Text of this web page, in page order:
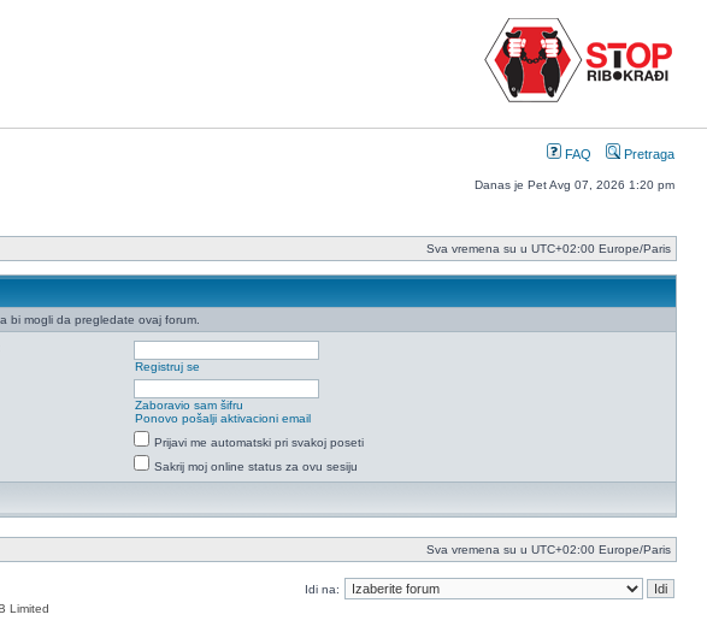
FAQ Pretraga
Danas je Pet Avg 07, 2026 1:20 pm
Sva vremena su u UTC+02:00 Europe/Paris
bi mogli da pregledate ovaj forum.
Registruj se
Zaboravio sam šifru
Ponovo pošalji aktivacioni email
Prijavi me automatski pri svakoj poseti
Sakrij moj online status za ovu sesiju
Sva vremena su u UTC+02:00 Europe/Paris
Idi na:
Limited